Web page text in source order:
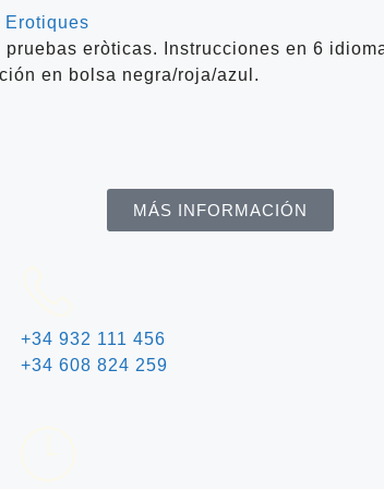
Erotiques
pruebas eròticas. Instrucciones en 6
en bolsa negra/roja/azul.
MÁS INFORMACIÓN
+34 932 111 456
+34 608 824 259